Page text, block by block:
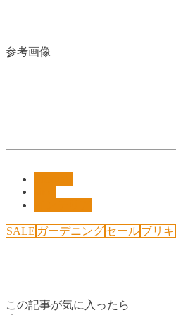
参考画像
SALE ガーデニングセールブリキ
この記事が気に入ったら